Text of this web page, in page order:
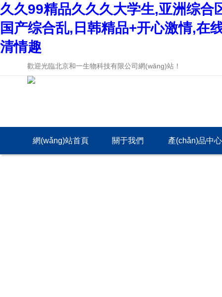
久久99精品久久久大学生,亚洲综
国产综合乱,日韩精品+开心激情,在
清情趣
歡迎光臨北京和一生物科技有限公司網(wǎng)站！
網(wǎng)站首頁 關于我們 產(chǎn)品中心